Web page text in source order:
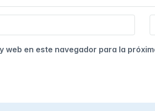
en este navegador para la